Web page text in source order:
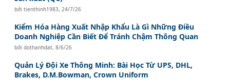
bởitienthinh1983, 24/7/26
Kiểm Hóa Hàng Xuất Nhập Khẩu Là Gì Những Điều
Doanh Nghiệp Cần Biết Để Tránh Chậm Thông Quan
bởidothanhdat,8/6/26
Quản Lý Đội Xe Thông Minh: Bài Học Từ UPS, DHL,
Brakes, D.M.Bowman, Crown Uniform